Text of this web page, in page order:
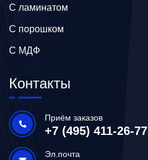
С ламинатом
С порошком
С МДФ
Контакты
Приём заказов
+7 (495) 411-26-77
Эл.почта